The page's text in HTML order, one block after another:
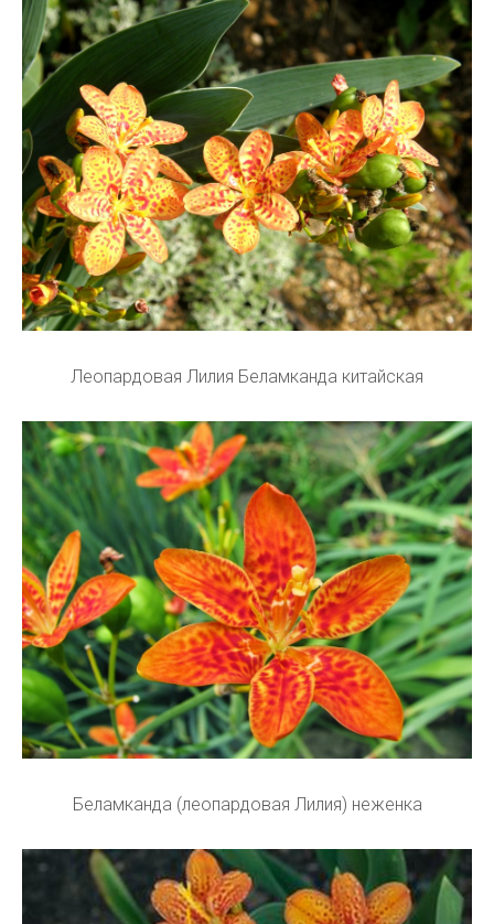
Леопардовая Лилия Беламканда китайская
Беламканда (леопардовая Лилия) неженка